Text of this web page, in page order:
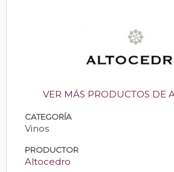
VER MÁS PRODUCTOS DE
CATEGORÍA
Vinos
PRODUCTOR
Altocedro